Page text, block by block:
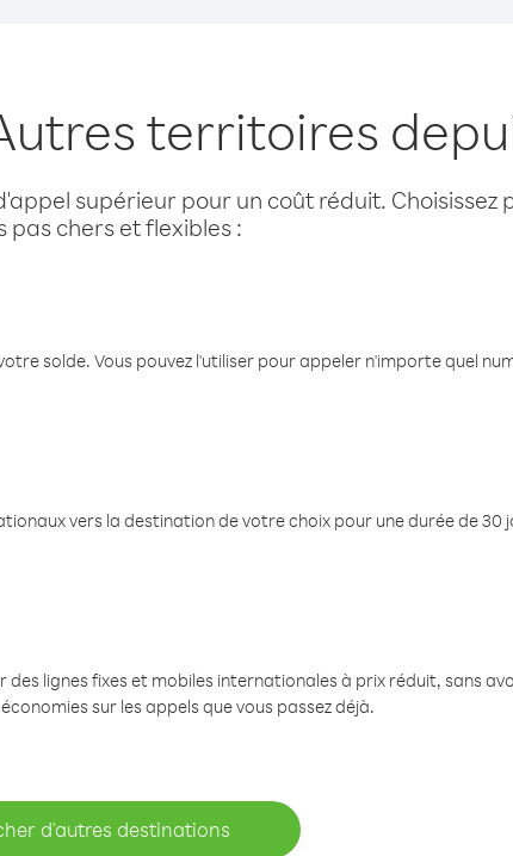
territoires
supérieur pour un coût réduit. Choisissez
pas chers et flexibles :
solde. Vous pouvez l'utiliser pour appeler n'importe quel
vers la destination de votre choix pour une durée de 30
lignes fixes et mobiles internationales à prix réduit, sans
sur les appels que vous passez déjà.
d'autres destinations